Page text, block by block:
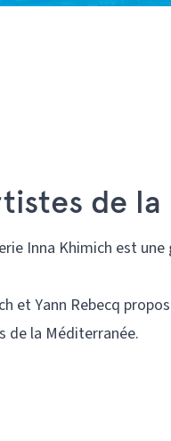
de la
Inna Khimich est
et Yann Rebecq
de la Méditerranée.